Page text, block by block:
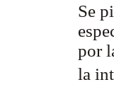
Se
por
la